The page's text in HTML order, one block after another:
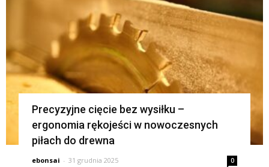
Precyzyjne cięcie bez wysiłku –
ergonomia rękojeści w nowoczesnych
piłach do drewna
ebonsai - 31 grudnia 2025 0